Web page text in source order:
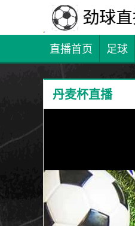
直播首页 足球
丹麦杯直播